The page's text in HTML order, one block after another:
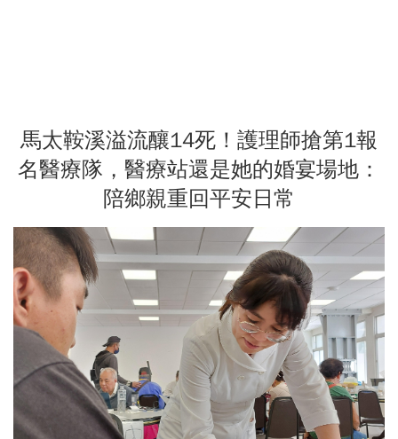
馬太鞍溪溢流釀14死！護理師搶第1報
名醫療隊，醫療站還是她的婚宴場地：
陪鄉親重回平安日常